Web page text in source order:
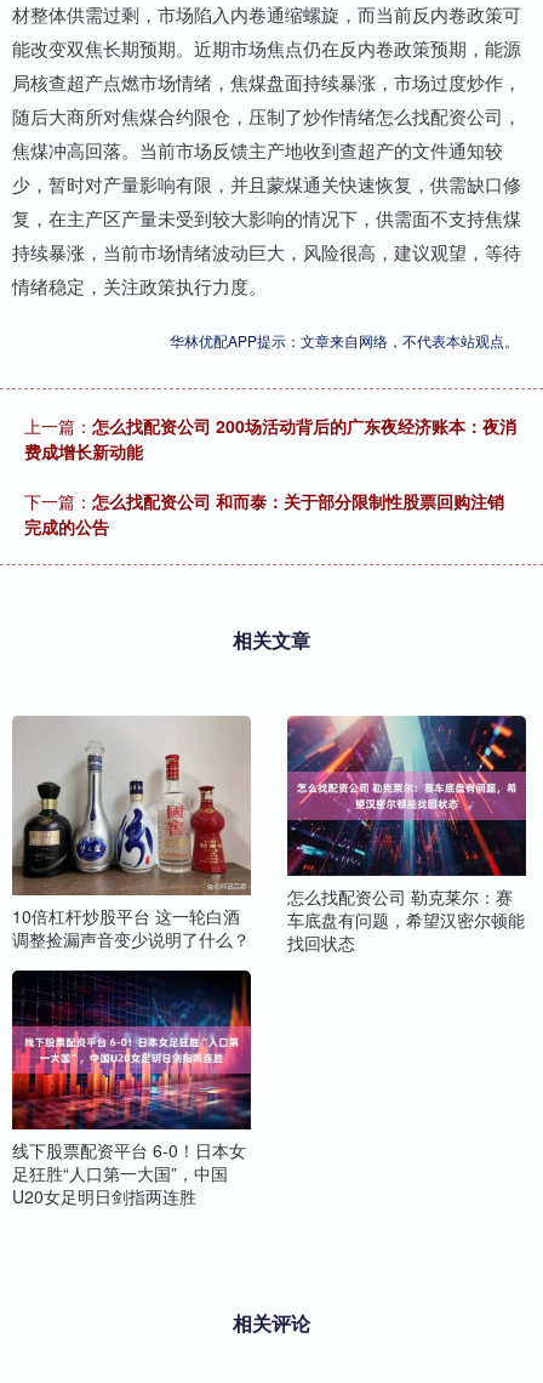
材整体供需过剩，市场陷入内卷通缩螺旋，而当前反内卷政策可
能改变双焦长期预期。近期市场焦点仍在反内卷政策预期，能源
局核查超产点燃市场情绪，焦煤盘面持续暴涨，市场过度炒作，
随后大商所对焦煤合约限仓，压制了炒作情绪怎么找配资公司，
焦煤冲高回落。当前市场反馈主产地收到查超产的文件通知较
少，暂时对产量影响有限，并且蒙煤通关快速恢复，供需缺口修
复，在主产区产量未受到较大影响的情况下，供需面不支持焦煤
持续暴涨，当前市场情绪波动巨大，风险很高，建议观望，等待
情绪稳定，关注政策执行力度。
华林优配APP提示：文章来自网络，不代表本站观点。
上一篇： 怎么找配资公司 200场活动背后的广东夜经济账本：夜消
费成增长新动能
下一篇： 怎么找配资公司 和而泰：关于部分限制性股票回购注销
完成的公告
相关文章
10倍杠杆炒股平台 这一轮白酒
调整捡漏声音变少说明了什么？
怎么找配资公司 勒克莱尔：赛
车底盘有问题，希望汉密尔顿能
找回状态
线下股票配资平台 6-0！日本女
足狂胜“人口第一大国”，中国
U20女足明日剑指两连胜
相关评论